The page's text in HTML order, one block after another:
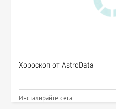
Хороскоп от AstroData
Инсталирайте сега